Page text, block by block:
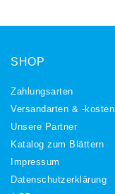
SHOP
Zahlungsarten
Versandarten & -kosten
Unsere Partner
Katalog zum Blättern
Impressum
Daten­schutz­erklärung